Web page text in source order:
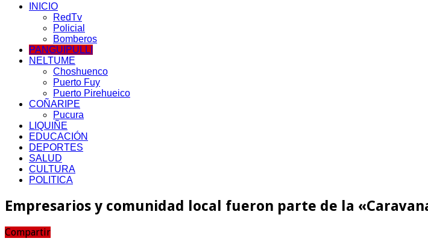
INICIO
RedTv
Policial
Bomberos
PANGUIPULLI
NELTUME
Choshuenco
Puerto Fuy
Puerto Pirehueico
COÑARIPE
Pucura
LIQUIÑE
EDUCACIÓN
DEPORTES
SALUD
CULTURA
POLITICA
Empresarios y comunidad local fueron parte de la
Compartir